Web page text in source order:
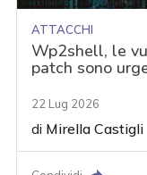
ATTACCHI
Wp2shell, le
patch sono
22 Lug 2026
di Mirella Castigli